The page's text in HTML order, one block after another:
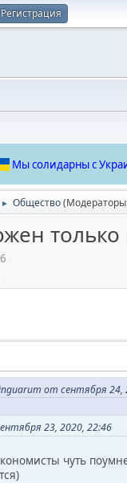
Регистрация
Мы солидарны с
► Общество
от сентября 24,
23, 2020, 22:46
чуть